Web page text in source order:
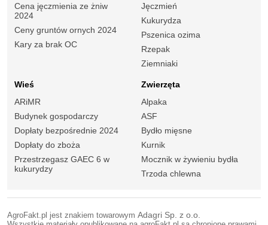
Cena jęczmienia ze żniw
2024
Ceny gruntów ornych 2024
Kary za brak OC
Jęczmień
Kukurydza
Pszenica ozima
Rzepak
Ziemniaki
Wieś
ARiMR
Budynek gospodarczy
Dopłaty bezpośrednie 2024
Dopłaty do zboża
Przestrzegasz GAEC 6 w
kukurydzy
Zwierzęta
Alpaka
ASF
Bydło mięsne
Kurnik
Mocznik w żywieniu bydła
Trzoda chlewna
AgroFakt.pl jest znakiem towarowym Adagri Sp. z o.o.